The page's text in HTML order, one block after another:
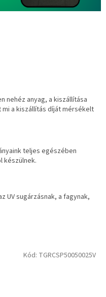
nehéz anyag, a kiszállítása
a kiszállítás díját mérsékelt
teljes egészében
készülnek.
UV sugárzásnak, a fagynak,
Kód: TGRCSP50050025V